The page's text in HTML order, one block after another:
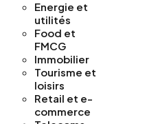
Energie et
utilités
Food et
FMCG
Immobilier
Tourisme et
loisirs
Retail et e-
commerce